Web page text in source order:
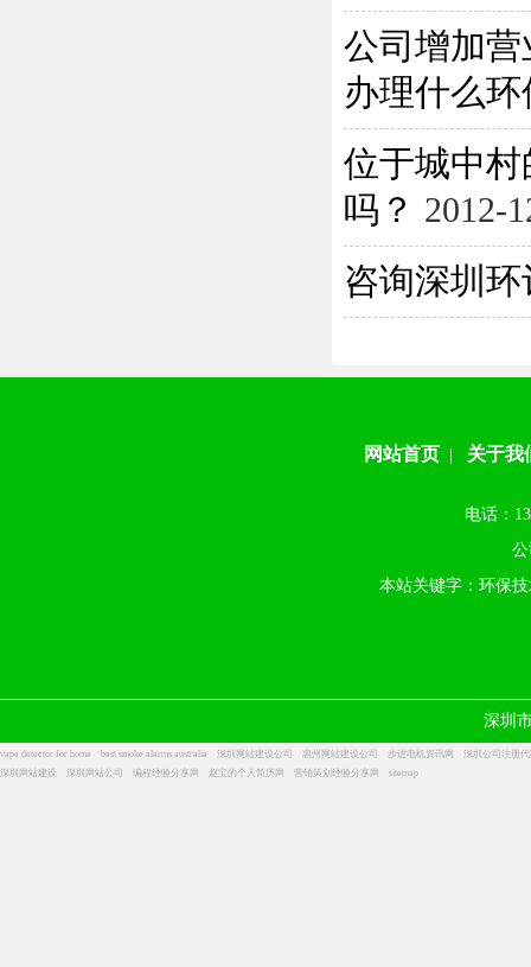
公司增加
办理什么
位于城中
吗？ 2012-
咨询深圳
网站首页 关于我
电话：
本站关键字：环保
深圳
vape detector for home best smoke alarms australia 深圳网站建设公司 惠州网站建设公司 步进电机资讯网
深圳公司注册
深圳网站建设
深圳网站公司 编程经验分享网 赵宝的个人简历网 营销策划经验分享网 sitemap